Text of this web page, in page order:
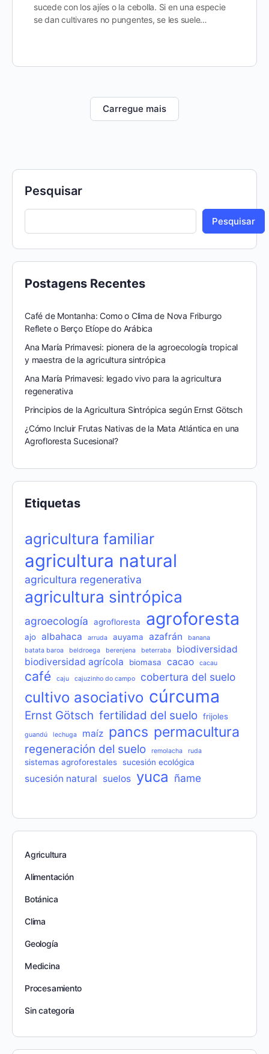
sucede con los ajíes o la cebolla. Si en una especie
se dan cultivares no pungentes, se les suele…
Carregue mais
Pesquisar
Pesquisar
Postagens Recentes
Café de Montanha: Como o Clima de Nova Friburgo
Reflete o Berço Etíope do Arábica
Ana María Primavesi: pionera de la agroecología tropical
y maestra de la agricultura sintrópica
Ana María Primavesi: legado vivo para la agricultura
regenerativa
Principios de la Agricultura Sintrópica según Ernst Götsch
¿Cómo Incluir Frutas Nativas de la Mata Atlántica en una
Agrofloresta Sucesional?
Etiquetas
agricultura familiar
agricultura natural
agricultura regenerativa
agricultura sintrópica
agroecología agrofloresta agroforesta
ajo albahaca arruda auyama azafrán
banana
batata baroa
beldroega berenjena beterraba
biodiversidad
biodiversidad agrícola
biomasa cacao cacau
café caju cajuzinho do campo cobertura del suelo
cultivo asociativo cúrcuma
Ernst Götsch fertilidad del suelo frijoles
guandú lechuga maíz pancs permacultura
regeneración del suelo remolacha ruda
sistemas agroforestales sucesión ecológica
sucesión natural suelos yuca ñame
Agricultura
Alimentación
Botánica
Clima
Geología
Medicina
Procesamiento
Sin categoría